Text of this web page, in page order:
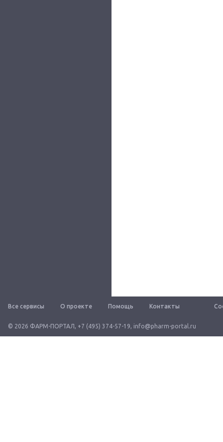
Все сервисы О проекте Помощь Контакты
© 2026 ФАРМ-ПОРТАЛ, +7 (495) 374-57-19, info@pharm-portal.ru